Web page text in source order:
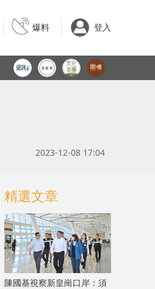
爆料 登入
2023-12-08 17:04
精選文章
陳國基視察新皇崗口岸：須